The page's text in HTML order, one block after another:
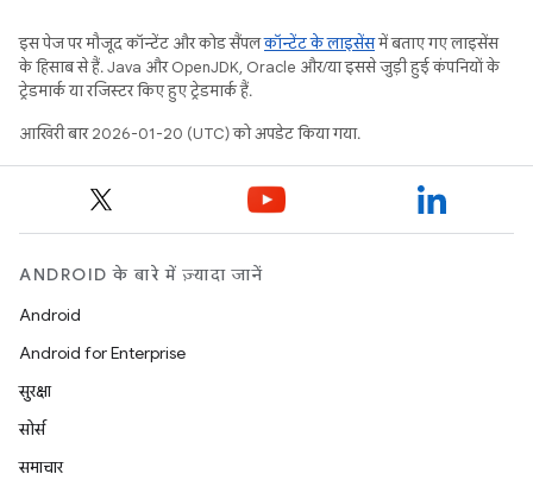
इस पेज पर मौजूद कॉन्टेंट और कोड सैंपलकॉन्टेंट के लाइसेंसमें बताए गए लाइसेंस
के हिसाब से हैं. Java और OpenJDK, Oracle और/या इससे जुड़ी हुई कंपनियों के
ट्रेडमार्क या रजिस्टर किए हुए ट्रेडमार्क हैं.
आखिरी बार 2026-01-20 (UTC) को अपडेट किया गया.
ANDROID के बारे में ज़्यादा जानें
Android
Android for Enterprise
सुरक्षा
सोर्स
समाचार